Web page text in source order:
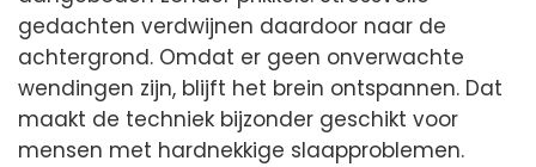
gedachten verdwijnen daardoor naar de
achtergrond. Omdat er geen onverwachte
wendingen zijn, blijft het brein ontspannen. Dat
maakt de techniek bijzonder geschikt voor
mensen met hardnekkige slaapproblemen.